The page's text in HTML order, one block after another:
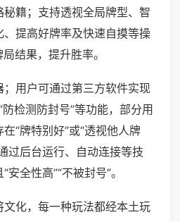
籍；支持透视全局牌型、智
提高好牌率及快速自摸等操
结果，提升胜率。
用户可通过第三方软件实现
防检测防封号”等功能，部分用
“牌特别好”或“透视他人牌
过后台运行、自动连接等技
全性高”“不被封号”。
化，每一种玩法都经本土玩